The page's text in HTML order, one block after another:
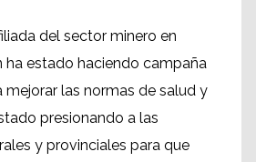
del sector minero en
ha estado haciendo campaña
las normas de salud y
presionando a las
y provinciales para que